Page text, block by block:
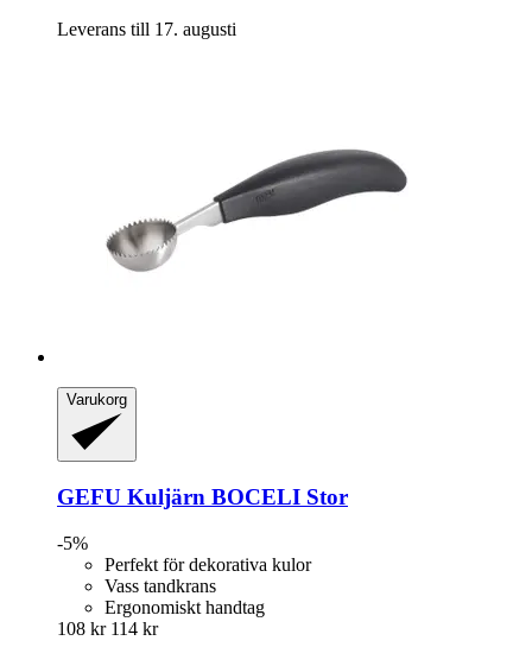
Leverans till 17. augusti
Varukorg
GEFU Kuljärn BOCELI Stor
-5%
Perfekt för dekorativa kulor
Vass tandkrans
Ergonomiskt handtag
108 kr 114 kr